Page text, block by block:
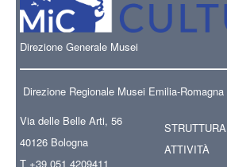
Direzione Generale Musei
Direzione Regionale Musei Emilia-Romagna
Via delle Belle Arti, 56
40126 Bologna
T +39 051 4209411
STRUTTURA
ATTIVITÀ